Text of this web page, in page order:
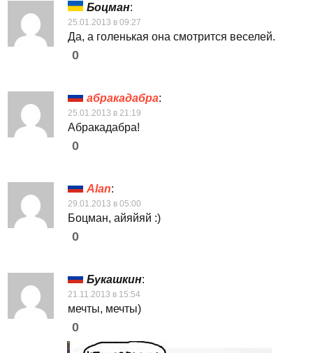
Боцман:
25.01.2013 в 09:27
Да, а голенькая она смотрится веселей.
0
абракадабра:
25.01.2013 в 21:19
Абракадабра!
0
Alan:
29.01.2013 в 05:00
Боцман, айяйяй :)
0
Букашкин:
21.11.2013 в 15:54
мечты, мечты)
0